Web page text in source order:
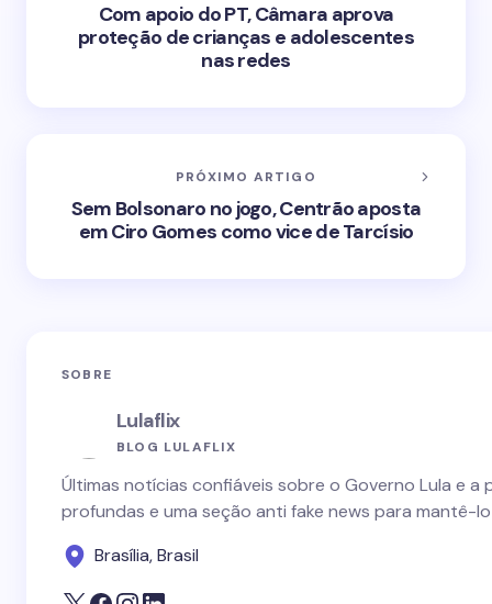
Com apoio do PT, Câmara aprova
proteção de crianças e adolescentes
nas redes
PRÓXIMO ARTIGO
Sem Bolsonaro no jogo, Centrão aposta
em Ciro Gomes como vice de Tarcísio
SOBRE
Lulaflix
BLOG LULAFLIX
Últimas notícias confiáveis sobre o Governo Lula e
profundas e uma seção anti fake news para mantê-
Brasília, Brasil